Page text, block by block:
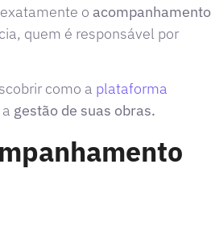
o acompanhamento
quem é responsável por
como a plataforma
gestão de suas obras.